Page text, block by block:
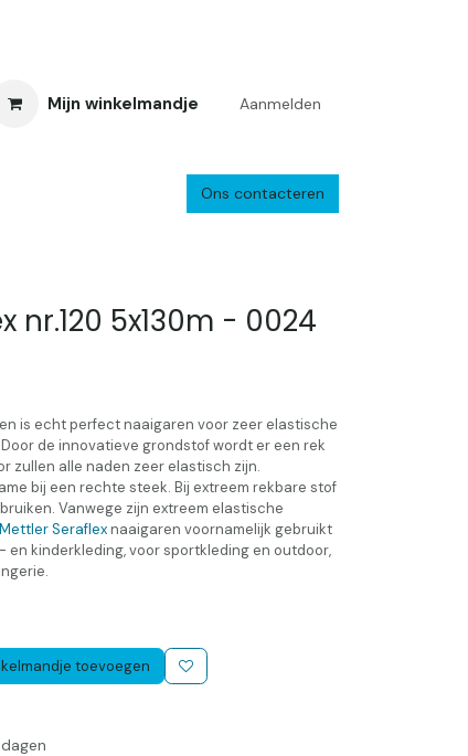
Mijn winkelmandje Aanmelden
Parkeren Bedrijf Verzenden en
Ons contacteren
nr.120 5x130m - 0024
is echt perfect naaigaren voor zeer elastische
de innovatieve grondstof wordt er een rek
zullen alle naden zeer elastisch zijn.
bij een rechte steek. Bij extreem rekbare stof
Vanwege zijn extreem elastische
Seraflexnaaigaren voornamelijk gebruikt
en kinderkleding, voor sportkleding en outdoor,
toevoegen